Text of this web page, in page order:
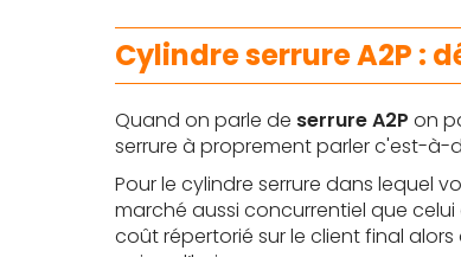
Cylindre serrure A2P :
Quand on parle de serrure A2P on
serrure à proprement parler c'est-à-
Pour le cylindre serrure dans lequel
marché aussi concurrentiel que
coût répertorié sur le client final